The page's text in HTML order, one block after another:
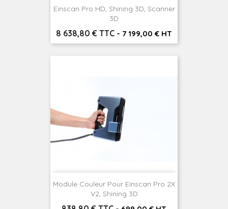
Einscan Pro HD, Shining 3D, Scanner
3D
Prix
8 638,80 € TTC - 7 199,00 € HT
Module Couleur Pour Einscan Pro 2X
V2, Shining 3D